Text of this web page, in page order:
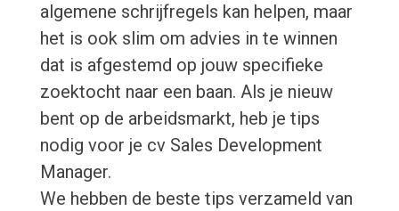
algemene schrijfregels kan helpen, maar
het is ook slim om advies in te winnen
dat is afgestemd op jouw specifieke
zoektocht naar een baan. Als je nieuw
bent op de arbeidsmarkt, heb je tips
nodig voor je cv Sales Development
Manager.
We hebben de beste tips verzameld van